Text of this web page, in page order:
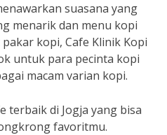
suasana yang
menarik dan menu kopi
kopi, Cafe Klinik Kopi
untuk para pecinta kopi
macam varian kopi.
terbaik di Jogja yang bisa
favoritmu.